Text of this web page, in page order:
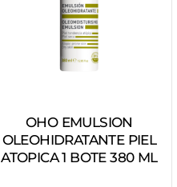
OHO EMULSION
OLEOHIDRATANTE PIEL
ATOPICA 1 BOTE 380 ML